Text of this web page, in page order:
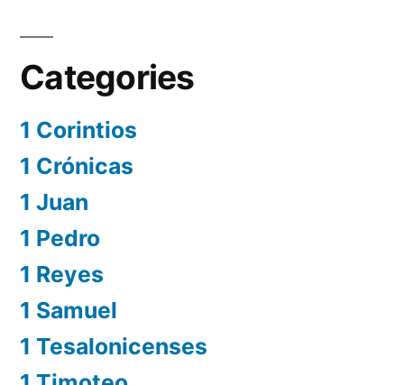
Categories
1 Corintios
1 Crónicas
1 Juan
1 Pedro
1 Reyes
1 Samuel
1 Tesalonicenses